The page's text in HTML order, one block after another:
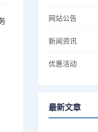
网站公告
新闻资讯
优惠活动
最新文章